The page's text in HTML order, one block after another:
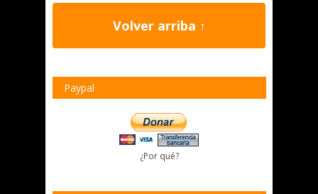
Volver arriba ↑
Paypal
¿Por qué?